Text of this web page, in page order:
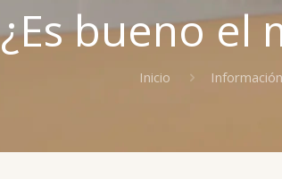
¿Es bueno el
Inicio Información